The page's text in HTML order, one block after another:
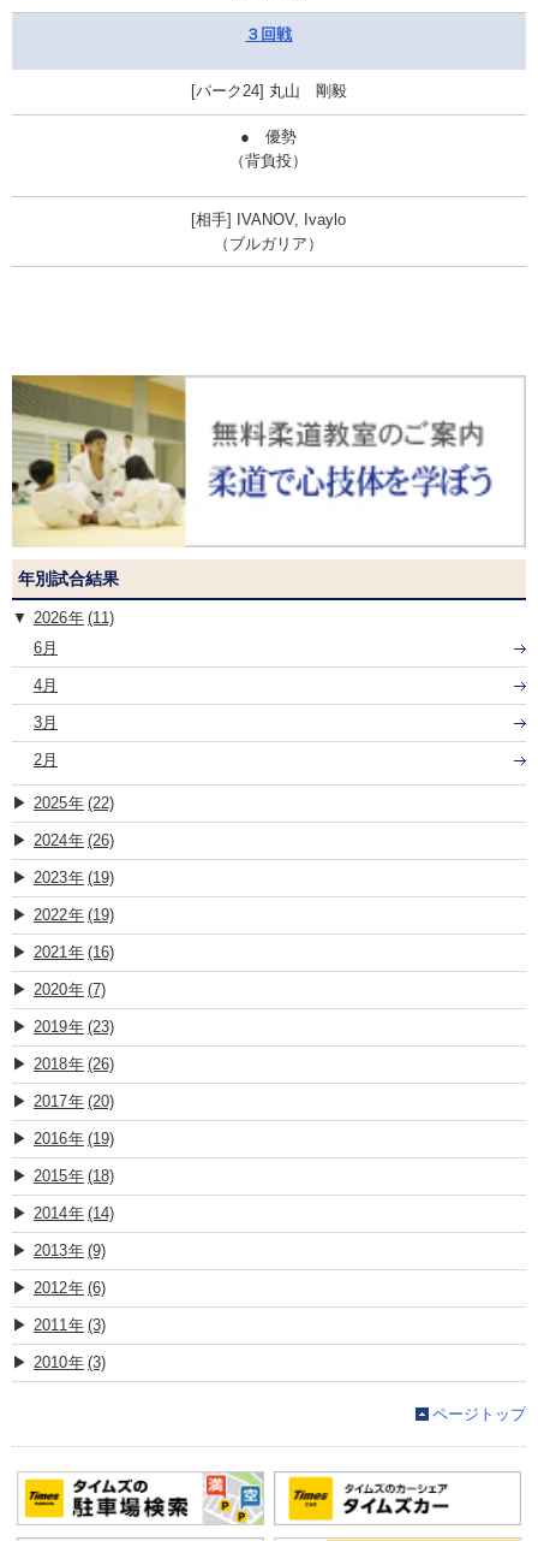
３回戦
丸山 剛毅
● 優勢
（背負投）
IVANOV, Ivaylo
（ブルガリア）
年別試合結果
2026
(11)
6月
4月
3月
2月
2025 (22)
2024 (26)
2023 (19)
2022 (19)
2021 (16)
2020 (7)
2019 (23)
2018 (26)
2017 (20)
2016 (19)
2015 (18)
2014 (14)
2013 (9)
2012 (6)
2011 (3)
2010 (3)
ページトップ